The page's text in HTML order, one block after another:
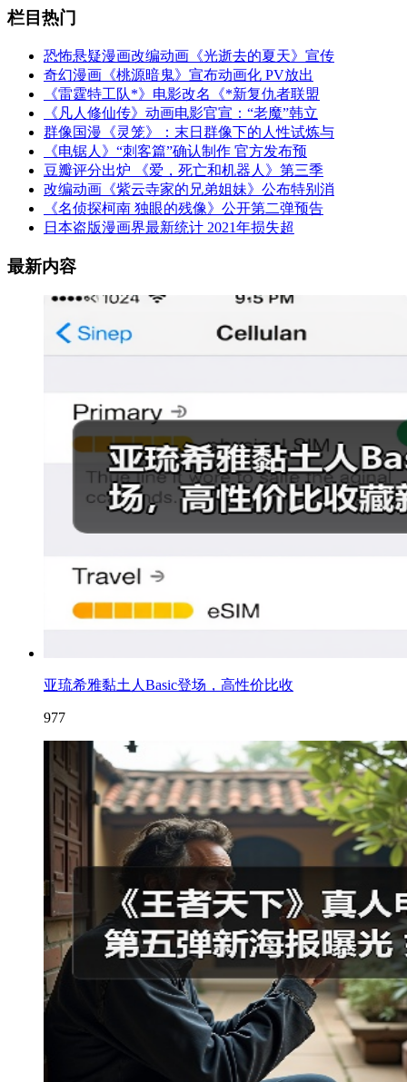
栏目热门
恐怖悬疑漫画改编动画《光逝去的夏天》宣传
奇幻漫画《桃源暗鬼》宣布动画化 PV放出
《雷霆特工队*》电影改名《*新复仇者联盟
《凡人修仙传》动画电影官宣：“老魔”韩立
群像国漫《灵笼》：末日群像下的人性试炼与
《电锯人》“刺客篇”确认制作 官方发布预
豆瓣评分出炉 《爱，死亡和机器人》第三季
改编动画《紫云寺家的兄弟姐妹》公布特别消
《名侦探柯南 独眼的残像》公开第二弹预告
日本盗版漫画界最新统计 2021年损失超
最新内容
亚琉希雅黏土人Basic登场，高性价比收
977